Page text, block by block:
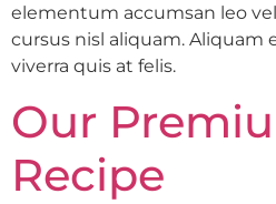
elementum accumsan leo
cursus nisl aliquam. Aliquam
viverra quis at felis.
Our
Recipe